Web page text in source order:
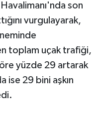
son
vurgulayarak,
toplam uçak trafiği,
yüzde 29 artarak
ise 29 bini aşkın